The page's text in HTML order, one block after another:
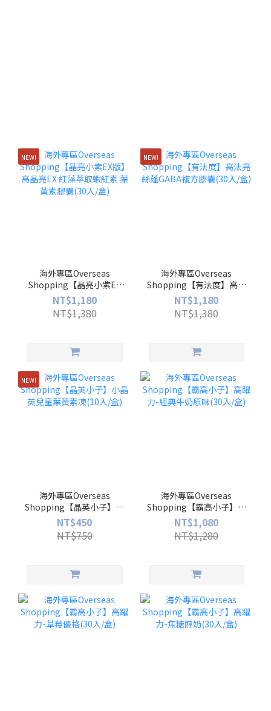
NEW!
海外專區Overseas
Shopping【晶亮小紫EX
版】高晶亮EX 紅藻萃取蝦
紅素 葉黃素膠囊(30入/盒)
NT$1,180
NT$1,380
NEW!
海外專區Overseas
Shopping【有法度】高法
亮絲蓬GABA複方膠囊(30
入/盒)
NT$1,180
NT$1,380
NEW!
海外專區Overseas
Shopping【晶英小子】小
晶英兒童葉黃素凍(10入/
盒)
NT$450
NT$750
海外專區Overseas
Shopping【霸高小子】高
躍力-經典牛奶原味(30入/
盒)
NT$1,080
NT$1,280